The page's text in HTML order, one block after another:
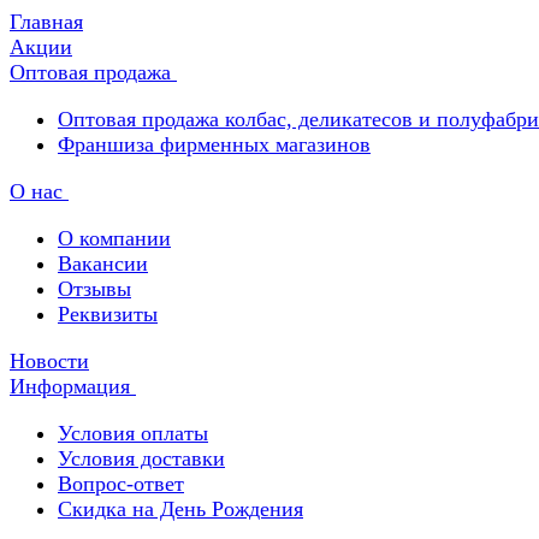
Главная
Акции
Оптовая продажа
Оптовая продажа колбас, деликатесов и
Франшиза фирменных магазинов
О нас
О компании
Вакансии
Отзывы
Реквизиты
Новости
Информация
Условия оплаты
Условия доставки
Вопрос-ответ
Скидка на День Рождения